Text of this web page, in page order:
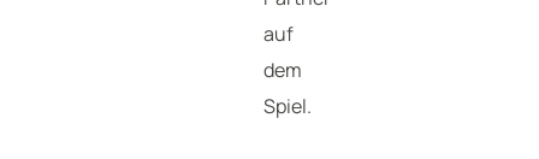
auf
dem
Spiel.